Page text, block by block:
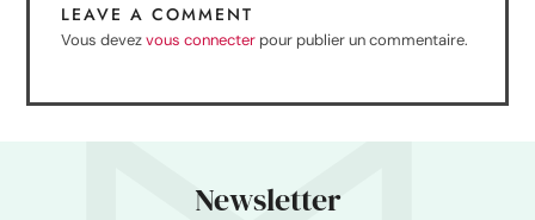
LEAVE A COMMENT
Vous devezvous connecter pour publier un commentaire.
Newsletter